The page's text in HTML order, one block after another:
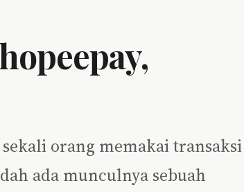
orang memakai transaksi
ada munculnya sebuah